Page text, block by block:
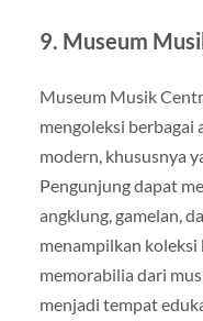
9. Museum
Museum Musik
mengoleksi berbagai
modern, khususnya
Pengunjung dapat
angklung, gamelan,
menampilkan koleksi
memorabilia dari
menjadi tempat